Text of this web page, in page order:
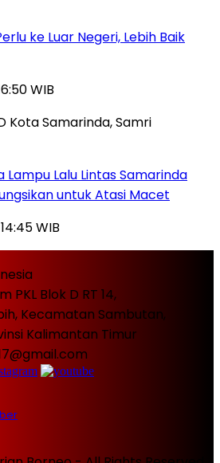
ke Luar Negeri, Lebih Baik
WIB
Lalu Lintas Samarinda
untuk Atasi Macet
WIB
PKL Blok D RT 14,
Kecamatan Sambutan,
Kalimantan Timur